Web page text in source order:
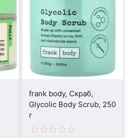
frank body, Скраб,
Glycolic Body Scrub, 250
г